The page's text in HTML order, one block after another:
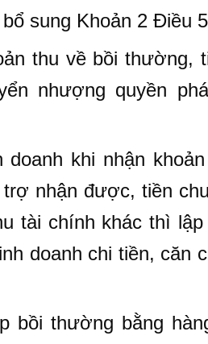
sung Khoản 2 Điều
thu về bồi thường,
nhượng quyền
doanh khi nhận
nhận được, tiền
tài chính khác thì
doanh chi tiền, căn
bồi thường bằng